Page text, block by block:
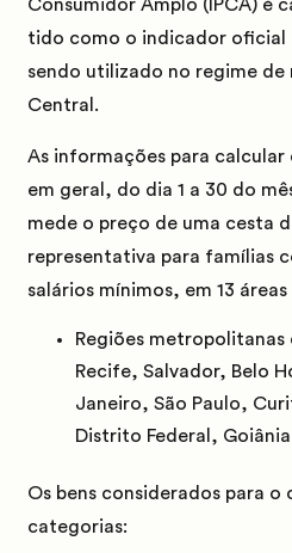
Consumidor Amplo (IPCA) é
tido como o indicador oficial
sendo utilizado no regime de
Central.
As informações para
em geral, do dia 1 a 30 do
mede o preço de uma cesta
representativa para famílias
salários mínimos, em 13
Regiões metropolitanas
Recife, Salvador, B​​elo
Janeiro, São Paulo,
Distrito Federal,
Os bens considerados para o
categorias: